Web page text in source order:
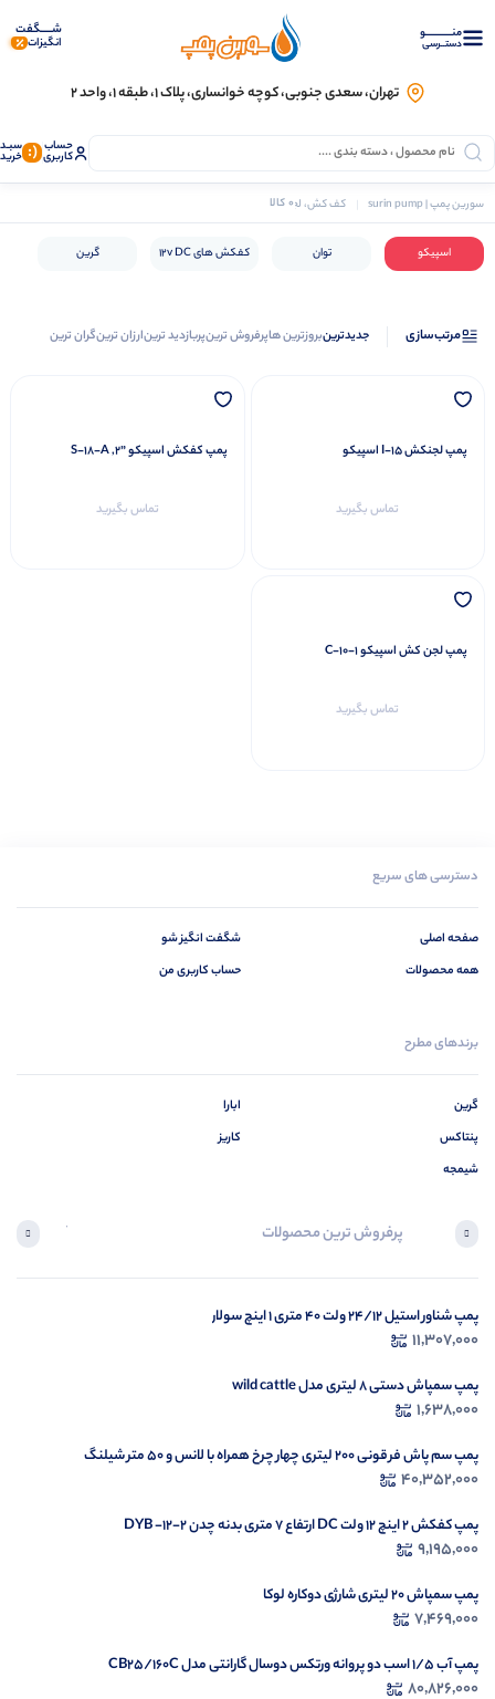
منــــــــــــو
دستــرسی
شـــــگفت
انگیزات
تهران، سعدی جنوبی، کوچه خوانساری، پلاک ۱، طبقه ۱، واحد ۲
حساب
کاربری (: سبـد
خرید
سورین پمپ | surin pump کف کش، لجن کش و شناور
0 کالا
اسپیکو توان کفکش های 12v DC گرین
مرتب‌سازی جدیدترینبروزترین هاپرفروش ترینپربازدید ترینارزان ترینگران ترین
پمپ لجنکش I-15 اسپیکو
تماس بگیرید
پمپ کفکش اسپیکو ‎S-18-A ,2”‎
تماس بگیرید
پمپ لجن کش اسپیکو C-10-1
تماس بگیرید
دسترسی های سریع
صفحه اصلی
همه محصولات
شگفت انگیز شو
حساب کاربری من
برندهای مطرح
گرین
پنتاکس
شیمجه
ابارا
کاریز
پرفروش ترین محصولات آخرین
پمپ شناور استیل 24/12 ولت 40 متری 1 اینچ سولار
11,307,000
پمپ سمپاش دستی 8 لیتری مدل wild cattle
1,638,000
پمپ سم پاش فرقونی 200 لیتری چهار چرخ همراه با لانس و 50 متر شیلنگ
40,352,000
پمپ کفکش 2 اینچ 12 ولت DC ارتفاع 7 متری بدنه چدن DYB -12-2
9,195,000
پمپ سمپاش 20 لیتری شارژی دوکاره لوکا
7,469,000
پمپ آب 1/5 اسب دو پروانه ورتکس دوسال گارانتی مدل CB25/160C
80,826,000